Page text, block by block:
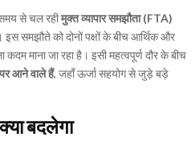
से चल रहीमुक्त व्यापार समझौता (FTA)
समझौते को दोनों पक्षों के बीच आर्थिक और
माना जा रहा है। इसी महत्वपूर्ण दौर के बीच
पर आने वाले हैं, जहाँ ऊर्जा सहयोग से जुड़े बड़े
बदलेगा